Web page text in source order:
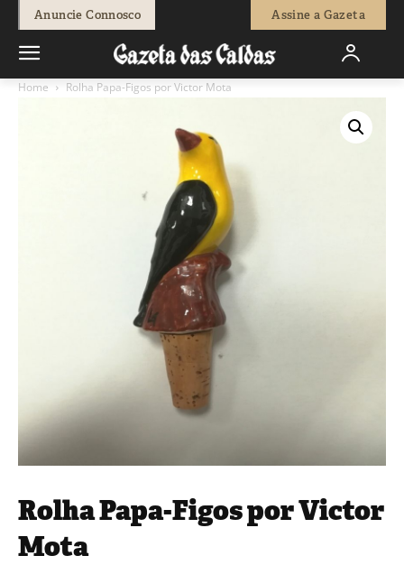
Anuncie Connosco Assine a Gazeta
Home Rolha Papa-Figos por Victor Mota
Rolha Papa-Figos por Victor
Mota